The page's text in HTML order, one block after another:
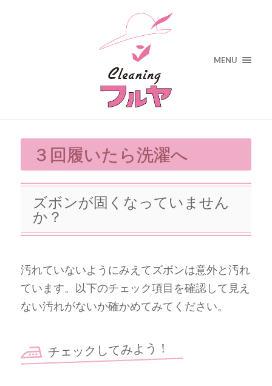
MENU
３回履いたら洗濯へ
ズボンが固くなっていません
か？
汚れていないようにみえてズボンは意外と汚れ
ています。以下のチェック項目を確認して見え
ない汚れがないか確かめてみてください。
チェックしてみよう！